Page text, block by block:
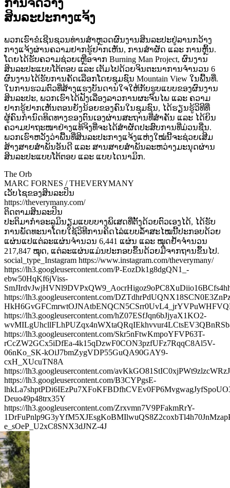
ການຈັດວາງ
ສິນລະປະກາງແຈ້ງ
ພວກເຮົາຂໍເຊີນຊວນທ່ານສຳຫຼວດຜົນງານສິນລະປະຢູ່ລານກວ້າງ
ກາງແຈ້ງຜ່ານຄວາມຢາກຮູ້ຢາກເຫັນ, ການສຳຜັດ ແລະ ການຫຼິ້ນ.
ໂດຍໄດ້ຮັບຄວາມຊ່ວຍເຫຼືອຈາກ Burning Man Project, ຜົນງານ
ສິນລະປະແບບໂຕ້ຕອບ ແລະ ເຕັມໄປດ້ວຍຈິນຕະນາການຈຳນວນ 6
ຜົນງານໄດ້ຮັບການຄັດເລືອກໂດຍຊຸມຊົນ Mountain View ໃນພື້ນທີ່.
ໃນການຮວມຕົວທີ່ສ້າງແຮງບັນດານໃຈໃຫ້ກັບຮູບແບບຂອງຜົນງານ
ສິນລະປະ, ພວກເຮົາໄດ້ຟັງເລື່ອງລາວການຜະຈົນໄພ ແລະ ຄວາມ
ຢາກຮູ້ຢາກເຫັນຕອນຍັງນ້ອຍຂອງຄົນໃນຊຸມຊົນ, ໄດ້ຮຽນຮູ້ວິທີທີ່
ຜູ້ຄົນກຳນົດທິດທາງຂອງຕົນເອງຜ່ານສະຖານທີ່ສຳຄັນ ແລະ ໄດ້ຍິນ
ຄວາມປາຖະໜາຢ່າງແທ້ຈິງທີ່ຈະໄດ້ສຳຜັດປະສົບການທີ່ມ່ວນຊື່ນ.
ພວກເຮົາຫວັງວ່າພື້ນທີ່ສິນລະປະກາງແຈ້ງແຫ່ງໃໝ່ນີ້ຈະຊ່ວຍເສີມ
ສ້າງສາຍສຳພັນອັນດີ ແລະ ສານສາຍສຳພັນລະຫວ່າງມະນຸດຜ່ານ
ສິນລະປະແບບໂຕ້ຕອບ ແລະ ແບບໄດນາມິກ.
The Orb
MARC FORNES / THEVERYMANY
ເວັບໄຊຂອງສິນລະປິນ
https://theverymany.com/
ຕິດຕາມສິນລະປິນ
ປະຕິມາກຳອະລູມິນຽມແບບບາງພິເສດທີ່ຕັ້ງດ້ວຍຕົວເອງໄດ້, ໄດ້ຮັບ
ການພັດທະນາໂດຍໃຊ້ວິທີການຄິດໄລ່ແບບລ້ຳສະໄໝນີ້ປະກອບດ້ວຍ
ແຜ່ນແປແຕ່ລະແຜ່ນຈຳນວນ 6,441 ແຜ່ນ ແລະ ໝຸດຢ້ຳຈຳນວນ
217,847 ໝຸດ, ແຕ່ລະແຜ່ນແມ່ນປະກອບຂຶ້ນດ້ວຍມືຈາກຖານຂຶ້ນໄປ.
social_type_Instagram https://www.instagram.com/theverymany/
https://lh3.googleusercontent.com/P-EozDk1g8dgQN1_-
ebw50HqKf6jViss-
https://lh3.googleusercontent.com/
https://lh3.googleusercontent.com/hZ07ESfJqn6bJjyaX1KO2-
https://lh3.googleusercontent.com/Skr5nFtwKmpoYFVP63T-
rCcZW2GCx5iDfEa-4k15qDzwF0CON3pzfUFz7RqqC8Al5V-
06nKo_SK-kOiJ7bmZygVDP55GuQA90GAY9-
cxH_XUcuTN8A
https://lh3.googleusercontent.com/
https://lh3.googleusercontent.com/B3CYPgsE-
Deuo49p48trx35Y
https://lh3.googleusercontent.com/Zrxvmn7V9PFakmRrY-
e_sOeP_U2xC8SNX3dJNZ-4J